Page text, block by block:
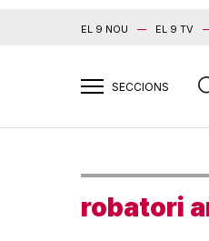
EL 9 NOU EL 9 TV
robatori